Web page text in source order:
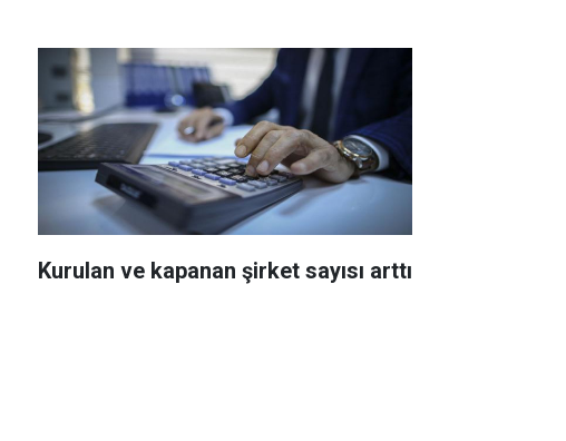
Kurulan ve kapanan şirket sayısı arttı